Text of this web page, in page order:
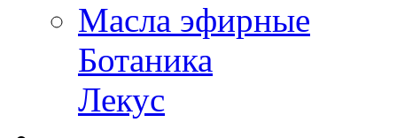
Масла эфирные
Ботаника
Лекус